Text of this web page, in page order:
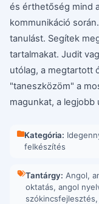
és érthetőség mind
kommunikáció
tanulást. Segítek
tartalmakat. Judit
utólag, a megtartott
"taneszközöm" a
magunkat, a legjobb
Kategória:
felkészítés
Tantárgy: Angol,
oktatás, angol
szókincsfejlesztés,